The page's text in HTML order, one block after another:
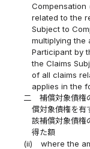
Compensation
related to the
Subject to
multiplying the
Participant by
the Claims
of all claims
applies in the
二
補償対象債権
償対象債権を有
該補償対象債権
得た額
(ii)
where the